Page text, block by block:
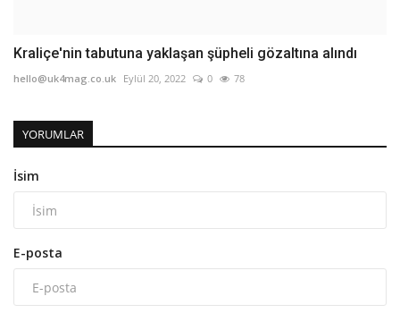
Kraliçe'nin tabutuna yaklaşan şüpheli gözaltına alındı
hello@uk4mag.co.uk Eylül 20, 2022 0 78
YORUMLAR
İsim
E-posta